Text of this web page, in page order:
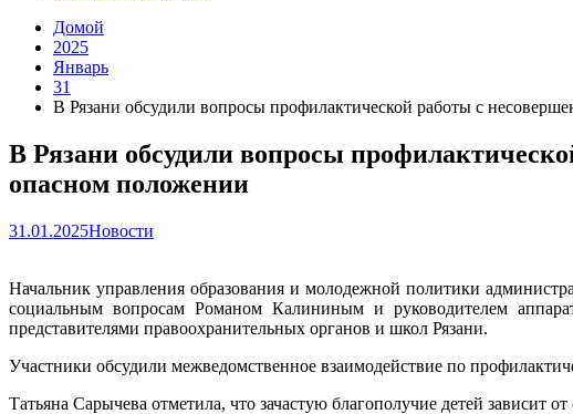
Домой
2025
Январь
31
В Рязани обсудили вопросы профилактической работы с
В Рязани обсудили вопросы
опасном положении
31.01.2025Новости
Начальник управления образования и молодежной политики
социальным вопросам Романом Калининым и руководителем
представителями правоохранительных органов и школ Рязани.
Участники обсудили межведомственное взаимодействие по
Татьяна Сарычева отметила, что зачастую благополучие детей зависит